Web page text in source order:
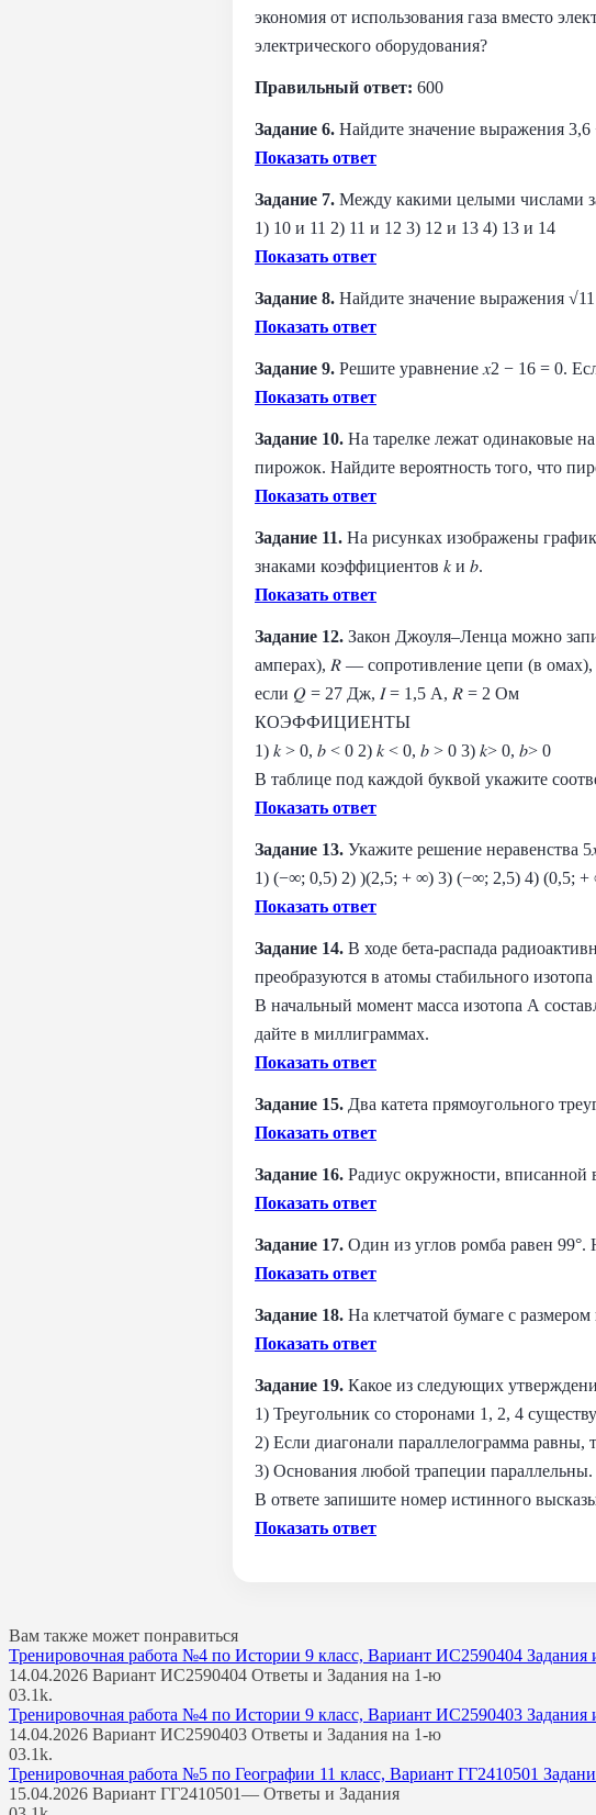
экономия от использования газа вместо
электрического оборудования?
Правильный ответ: 600
Задание 6. Найдите значение выражения 3,6
Показать ответ
Задание 7. Между какими целыми числами
1) 10 и 11 2) 11 и 12 3) 12 и 13 4) 13 и 14
Показать ответ
Задание 8. Найдите значение выражения √11
Показать ответ
Задание 9. Решите уравнение 𝑥2 − 16 = 0.
Показать ответ
Задание 10. На тарелке лежат одинаковые
пирожок. Найдите вероятность того, что
Показать ответ
Задание 11. На рисунках изображены
знаками коэффициентов 𝑘 и 𝑏.
Показать ответ
Задание 12. Закон Джоуля–Ленца можно
амперах), 𝑅 — сопротивление цепи (в омах),
если 𝑄 = 27 Дж, 𝐼 = 1,5 A, 𝑅 = 2 Ом
КОЭФФИЦИЕНТЫ
1) 𝑘 > 0, 𝑏 < 0 2) 𝑘 < 0, 𝑏 > 0 3) 𝑘> 0, 𝑏> 0
В таблице под каждой буквой укажите
Показать ответ
Задание 13. Укажите решение неравенства
1) (−∞; 0,5) 2) )(2,5; + ∞) 3) (−∞; 2,5) 4) (0,5; +
Показать ответ
Задание 14. В ходе бета-распада
преобразуются в атомы стабильного
В начальный момент масса изотопа А
дайте в миллиграммах.
Показать ответ
Задание 15. Два катета прямоугольного
Показать ответ
Задание 16. Радиус окружности, вписанной
Показать ответ
Задание 17. Один из углов ромба равен 99°.
Показать ответ
Задание 18. На клетчатой бумаге с
Показать ответ
Задание 19. Какое из следующих
1) Треугольник со сторонами 1, 2, 4
2) Если диагонали параллелограмма равны,
3) Основания любой трапеции параллельны.
В ответe запишите номер истинного
Показать ответ
Вам также может понравиться
Тренировочная работа №4 по Истории 9 класс, Вариант ИС2590404 Задания
14.04.2026 Вариант ИС2590404 Ответы и Задания на 1-ю
03.1k.
Тренировочная работа №4 по Истории 9 класс, Вариант ИС2590403 Задания
14.04.2026 Вариант ИС2590403 Ответы и Задания на 1-ю
03.1k.
Тренировочная работа №5 по Географии 11 класс, Вариант ГГ2410501
15.04.2026 Вариант ГГ2410501— Ответы и Задания